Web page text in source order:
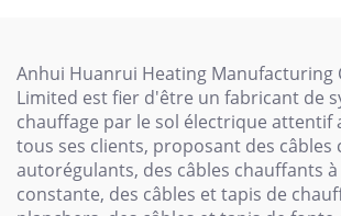
Anhui Huanrui Heating Manufacturing
Limited est fier d'être un fabricant de
chauffage par le sol électrique attentif
tous ses clients, proposant des câbles
autorégulants, des câbles chauffants
constante, des câbles et tapis de